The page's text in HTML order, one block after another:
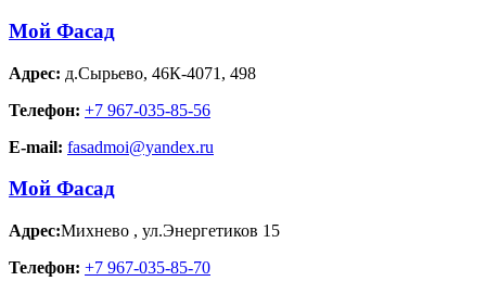
Мой Фасад
Адрес: д.Сырьево, 46К-4071, 498
Телефон: +7 967-035-85-56
E-mail: fasadmoi@yandex.ru
Мой Фасад
Адрес:Михнево , ул.Энергетиков 15
Телефон: +7 967-035-85-70